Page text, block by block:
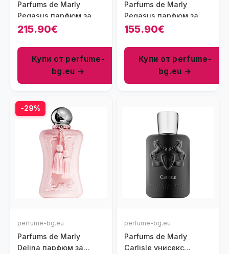
Parfums de Marly
Pegasus парфюм за
мъже 125 мл - EDP
215.90€
Купи от perfume-
bg.eu →
Parfums de Marly
Pegasus парфюм за
мъже 75 мл - EDP
155.90€
Купи от perfume-
bg.eu →
-29%
perfume-bg.eu
Parfums de Marly
Delina парфюм за
perfume-bg.eu
Parfums de Marly
Carlisle унисекс